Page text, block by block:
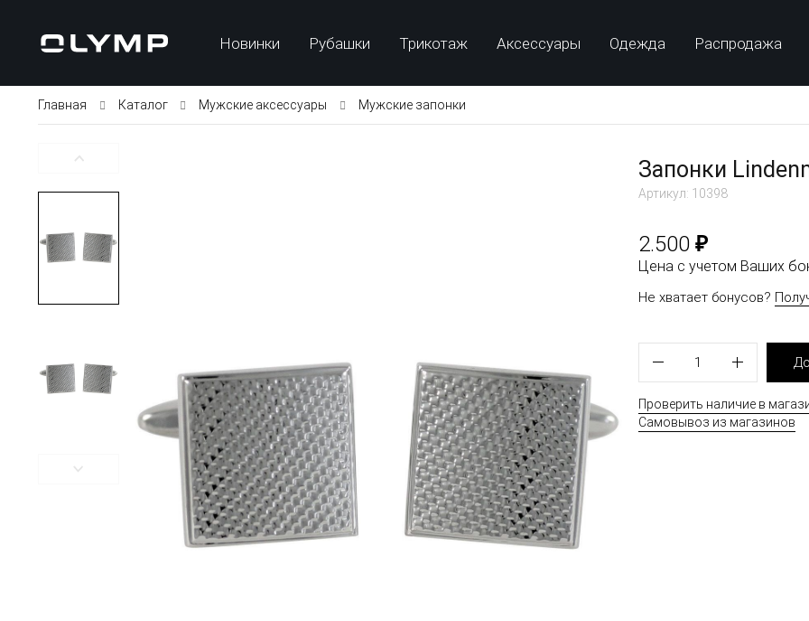
Новинки Рубашки Трикотаж Аксессуары Одежда Распродажа
Главная Каталог Мужские аксессуары Мужские запонки
Запонки
Артикул: 10398
2.500 ₽
Цена с учетом Ваших
Не хватает бонусов?
1
Проверить наличие в
Самовывоз из магазинов